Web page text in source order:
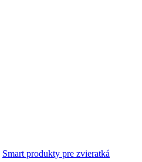
Smart produkty pre zvieratká